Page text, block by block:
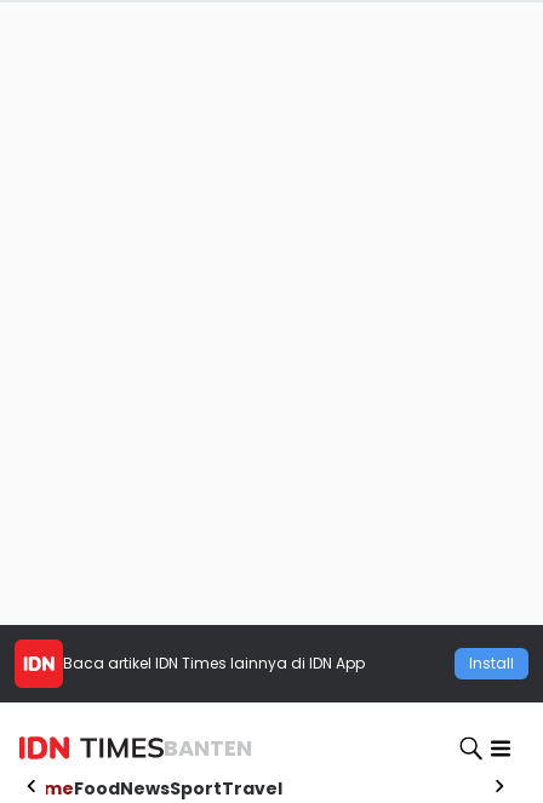
Baca artikel IDN Times lainnya di IDN App Install
BANTEN
HomeFoodNewsSportTravel